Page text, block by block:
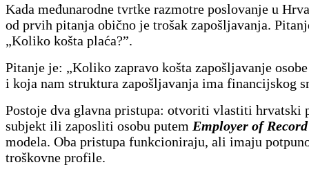
Kada međunarodne tvrtke razmotre poslovanje u
od prvih pitanja obično je trošak zapošljavanja.
„Koliko košta plaća?”.
Pitanje je: „Koliko zapravo košta zapošljavanje
i koja nam struktura zapošljavanja ima financijskog
Postoje dva glavna pristupa: otvoriti vlastiti hrvatski
subjekt ili zaposliti osobu putem Employer of Record
modela. Oba pristupa funkcioniraju, ali imaju
troškovne profile.